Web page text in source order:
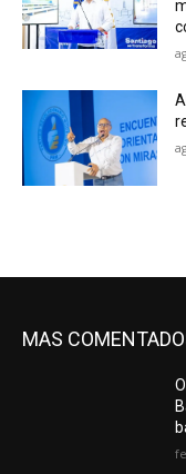
MAS